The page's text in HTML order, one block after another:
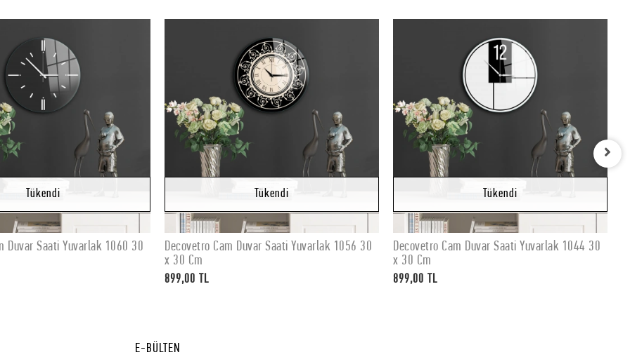
Stokta Yok
Tükendi
Duvar Saati Yuvarlak 1060 30
Stokta Yok
Tükendi
Decovetro Cam Duvar Saati Yuvarlak 1056 30
x 30 Cm
899,00 TL
Stokta Yok
Tükendi
Decovetro Cam Duvar Saati Yuvarlak 1044 30
x 30 Cm
899,00 TL
E-BÜLTEN